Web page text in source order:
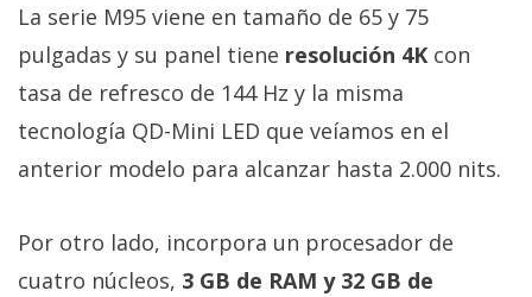
La serie M95 viene en tamaño de 65 y 75
pulgadas y su panel tiene resolución 4K con
tasa de refresco de 144 Hz y la misma
tecnología QD-Mini LED que veíamos en el
anterior modelo para alcanzar hasta 2.000 nits.
Por otro lado, incorpora un procesador de
cuatro núcleos, 3 GB de RAM y 32 GB de